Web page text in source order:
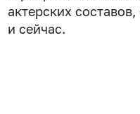
актерских
и сейчас.